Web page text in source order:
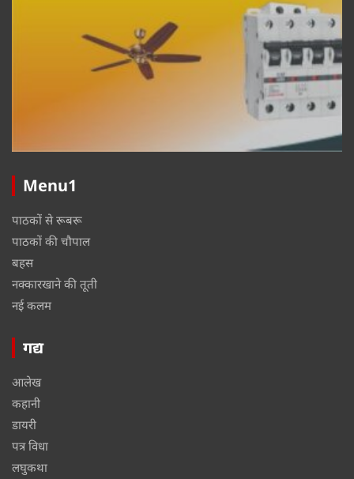
Menu1
पाठकों से रूबरू
पाठकों की चौपाल
बहस
नक्कारखाने की तूती
नई कलम
गद्य
आलेख
कहानी
डायरी
पत्र विधा
लघुकथा